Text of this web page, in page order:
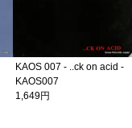
KAOS 007 - ..ck on acid -
KAOS007
1,649円